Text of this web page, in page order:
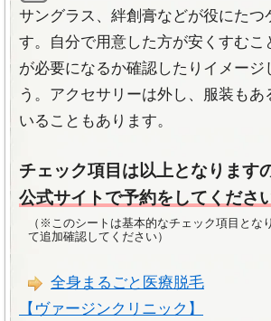
サングラス、絆創膏などが役にたつ
す。自分で用意した方が安くすむこ
が必要になるか確認したりイメージ
う。アクセサリーは外し、服装もあ
いることもあります。
チェック項目は以上となります
公式サイトで予約をしてください
（※このシートは基本的なチェック項目とな
て追加確認してください）
全身まるごと医療脱毛
【ヴァージンクリニック】